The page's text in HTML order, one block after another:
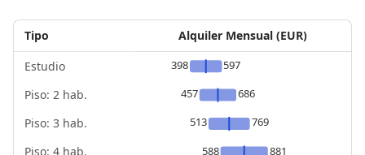
Tipo
Estudio
Piso: 2 hab.
Piso: 3 hab.
Piso: 4 hab.
Alquiler Mensual (EUR)
398
597
457
686
513
769
588
881